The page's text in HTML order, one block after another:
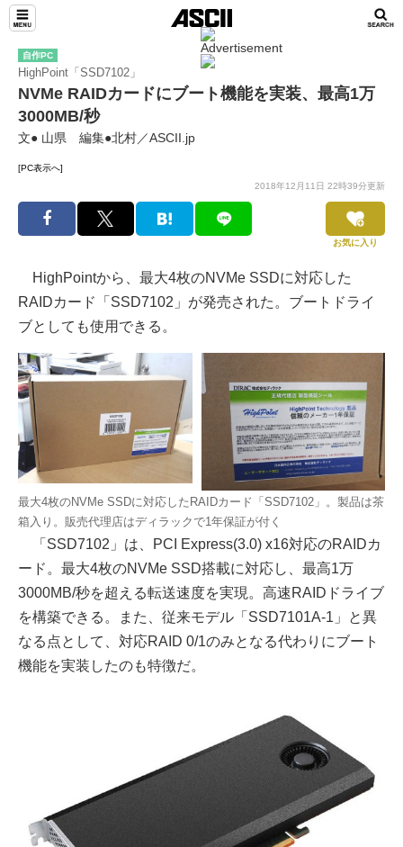
自作PC
HighPoint「SSD7102」
NVMe RAIDカードにブート機能を実装、最高1万
3000MB/秒
文● 山県 編集●北村／ASCII.jp
[PC表示へ]
2018年12月11日 22時39分更新
お気に入り
HighPointから、最大4枚のNVMe SSDに対応した
RAIDカード「SSD7102」が発売された。ブートドライ
ブとしても使用できる。
最大4枚のNVMe SSDに対応したRAIDカード「SSD7102」。製品は茶
箱入り。販売代理店はディラックで1年保証が付く
「SSD7102」は、PCI Express(3.0) x16対応のRAIDカ
ード。最大4枚のNVMe SSD搭載に対応し、最高1万
3000MB/秒を超える転送速度を実現。高速RAIDドライブ
を構築できる。また、従来モデル「SSD7101A-1」と異
なる点として、対応RAID 0/1のみとなる代わりにブート
機能を実装したのも特徴だ。